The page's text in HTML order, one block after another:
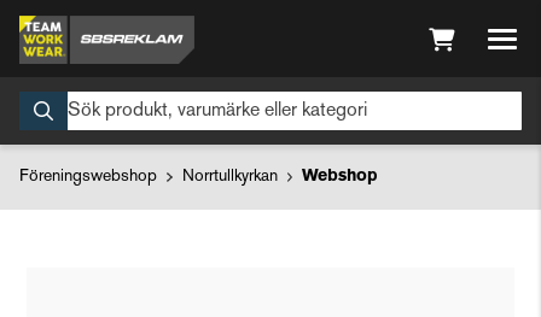
Föreningswebshop Norrtullkyrkan Webshop